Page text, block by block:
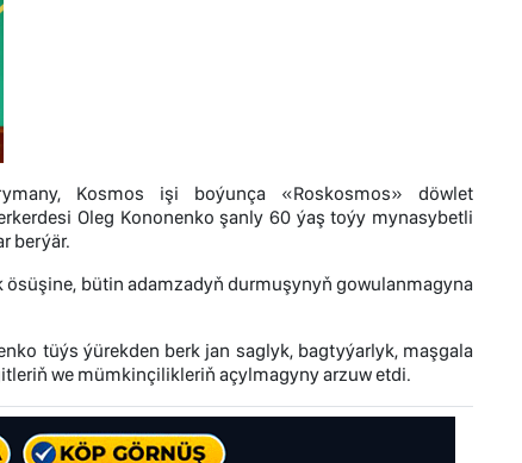
Kosmos işi boýunça «Roskosmos» döwlet
Oleg Kononenko şanly 60 ýaş toýy mynasybetli
berýär.
bütin adamzadyň durmuşynyň gowulanmagyna
tüýs ýürekden berk jan saglyk, bagtyýarlyk, maşgala
we mümkinçilikleriň açylmagyny arzuw etdi.